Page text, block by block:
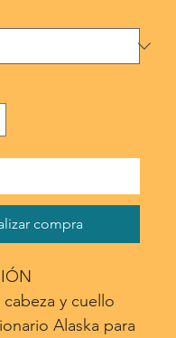
compra
y cuello
Alaska para